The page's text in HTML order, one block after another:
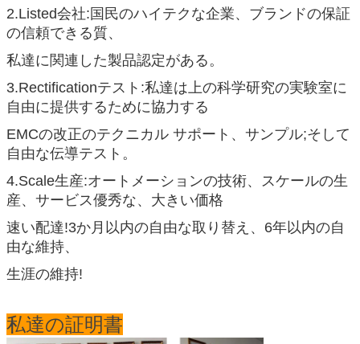
2.Listed会社:国民のハイテクな企業、ブランドの保証
の信頼できる質、
私達に関連した製品認定がある。
3.Rectificationテスト:私達は上の科学研究の実験室に
自由に提供するために協力する
EMCの改正のテクニカル サポート、サンプル;そして
自由な伝導テスト。
4.Scale生産:オートメーションの技術、スケールの生
産、サービス優秀な、大きい価格
速い配達!3か月以内の自由な取り替え、6年以内の自
由な維持、
生涯の維持!
私達の証明書